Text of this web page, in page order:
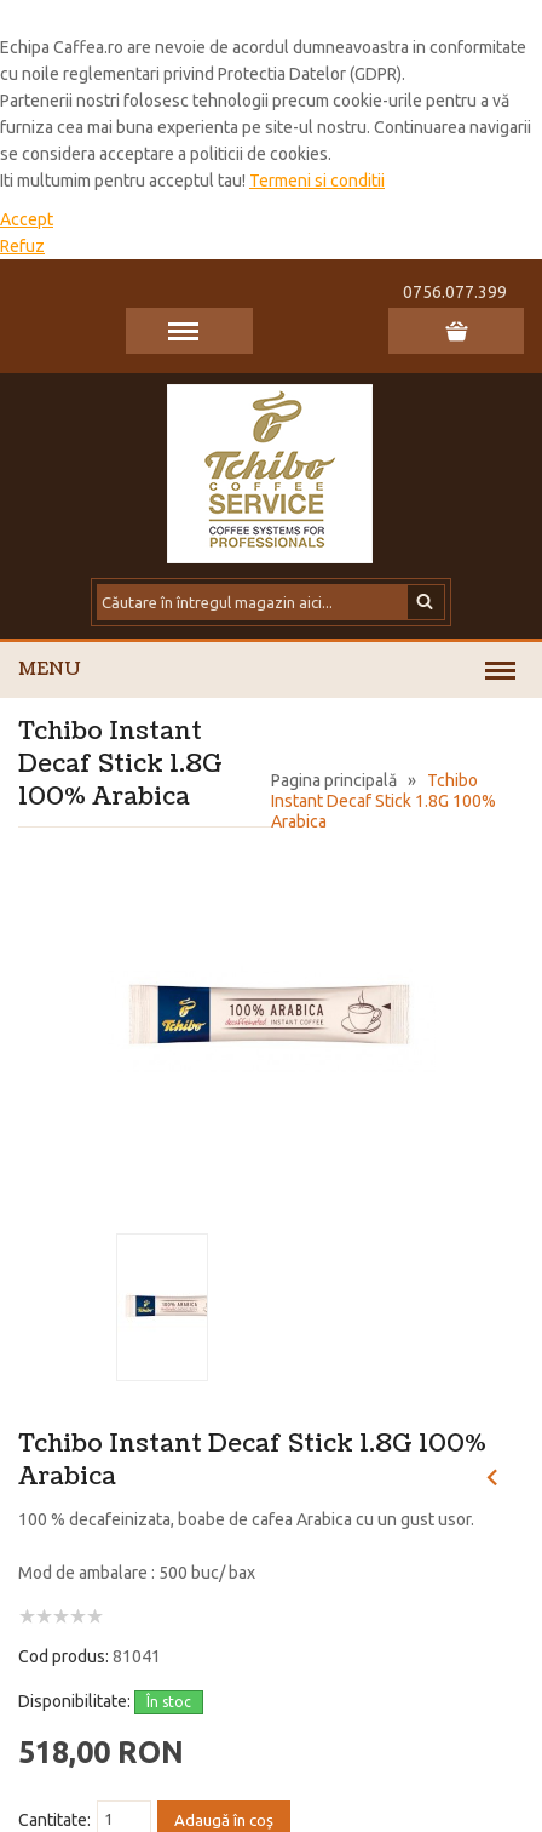
Echipa Caffea.ro are nevoie de acordul dumneavoastra in conformitate
cu noile reglementari privind Protectia Datelor (GDPR).
Partenerii nostri folosesc tehnologii precum cookie-urile pentru a vă
furniza cea mai buna experienta pe site-ul nostru. Continuarea navigarii
se considera acceptare a politicii de cookies.
Iti multumim pentru acceptul tau! Termeni si conditii
Accept
Refuz
0756.077.399
MENU
Pagina principală » Tchibo
Instant Decaf Stick 1.8G 100%
Arabica
Tchibo Instant
Decaf Stick 1.8G
100% Arabica
Tchibo Instant Decaf Stick 1.8G 100%
Arabica
100 % decafeinizata, boabe de cafea Arabica cu un gust usor.
Mod de ambalare : 500 buc/ bax
Cod produs: 81041
Disponibilitate: În stoc
518,00 RON
Cantitate: Adaugă în coş